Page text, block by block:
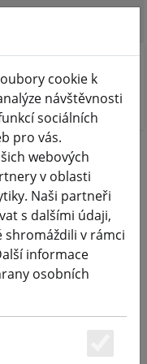
cookie k
návštěvnosti
sociálních
pro vás.
webových
v oblasti
Naši partneři
s dalšími údaji,
v rámci
informace
osobních